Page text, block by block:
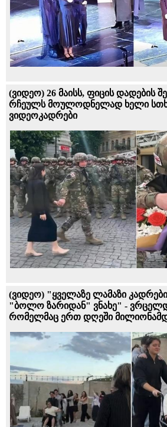
(ვიდეო) 26 მაისს, ფიცის დადების
რჩეულს მოულოდნელად ხელი
ვიდეოკადრები
(ვიდეო) "ყველაზე ლამაზი
"ბოლო ზარიდან" ვნახე" -
რომელმაც ერთ დღეში